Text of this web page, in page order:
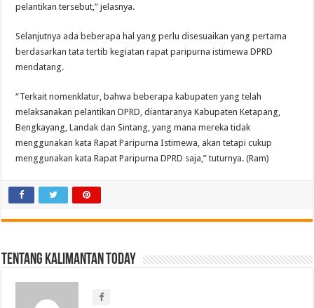
pelantikan tersebut,” jelasnya.
Selanjutnya ada beberapa hal yang perlu disesuaikan yang pertama
berdasarkan tata tertib kegiatan rapat paripurna istimewa DPRD
mendatang.
“Terkait nomenklatur, bahwa beberapa kabupaten yang telah
melaksanakan pelantikan DPRD, diantaranya Kabupaten Ketapang,
Bengkayang, Landak dan Sintang, yang mana mereka tidak
menggunakan kata Rapat Paripurna Istimewa, akan tetapi cukup
menggunakan kata Rapat Paripurna DPRD saja,” tuturnya. (Ram)
Tentang Kalimantan Today